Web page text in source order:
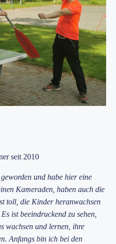
seit 2010
und habe hier eine
Kameraden, haben auch die
toll, die Kinder heranwachsen
ist beeindruckend zu sehen,
wachsen und lernen, ihre
Anfangs bin ich bei den